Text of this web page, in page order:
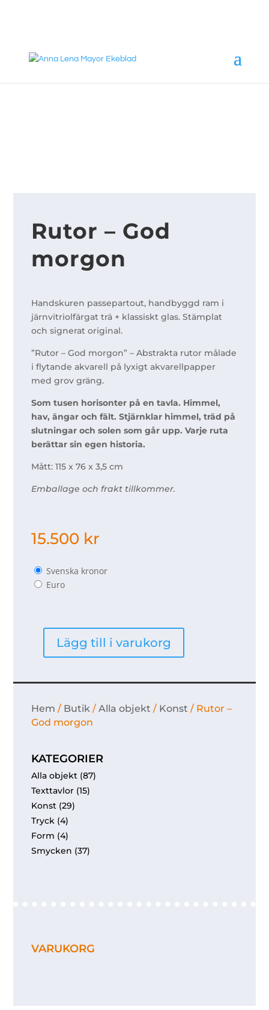
Rutor – God
morgon
Handskuren passepartout, handbyggd ram i
järnvitriolfärgat trä + klassiskt glas. Stämplat
och signerat original.
”Rutor – God morgon” – Abstrakta rutor målade
i flytande akvarell på lyxigt akvarellpapper
med grov gräng.
Som tusen horisonter på en tavla. Himmel,
hav, ängar och fält. Stjärnklar himmel, träd på
slutningar och solen som går upp. Varje ruta
berättar sin egen historia.
Mått: 115 x 76 x 3,5 cm
Emballage och frakt tillkommer.
15.500 kr
Svenska kronor
Euro
mängd
Lägg till i varukorg
Hem / Butik /Alla objekt / Konst / Rutor –
God morgon
KATEGORIER
Alla objekt (87)
Texttavlor (15)
Konst (29)
Tryck (4)
Form (4)
Smycken (37)
VARUKORG